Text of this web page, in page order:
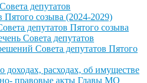
депутатов
Пятого созыва (2024-2029)
депутатов Пятого созыва
Совета депутатов
Совета депутатов Пятого
доходах, расходах, об имуществе
правовые акты Главы МО